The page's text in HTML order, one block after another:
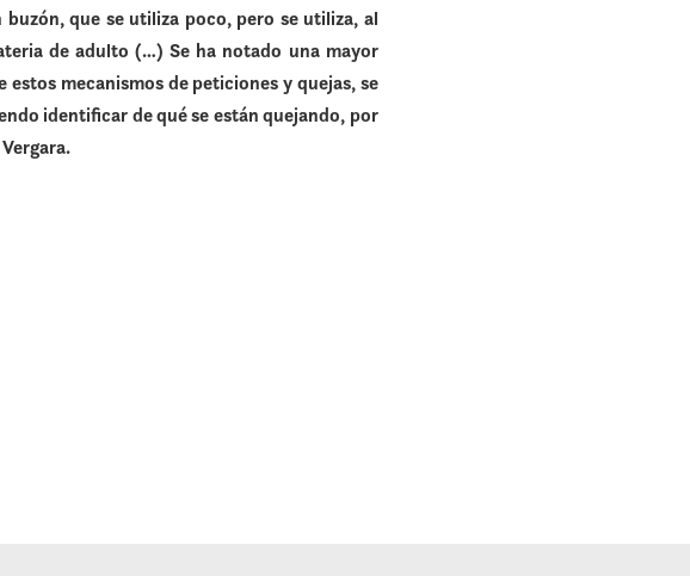
que se utiliza poco, pero se utiliza, al
de adulto (…) Se ha notado una mayor
mecanismos de peticiones y quejas, se
identificar de qué se están quejando, por